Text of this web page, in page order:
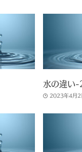
水の違い
2023年4月2